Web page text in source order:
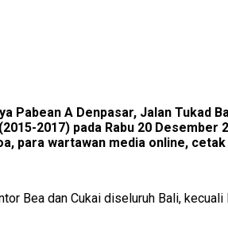
Pabean A Denpasar, Jalan Tukad
2017) pada Rabu 20
para wartawan media online,
Bea dan Cukai diseluruh Bali,